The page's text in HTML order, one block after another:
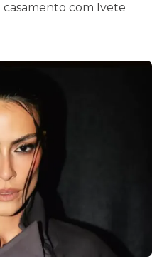
com Ivete